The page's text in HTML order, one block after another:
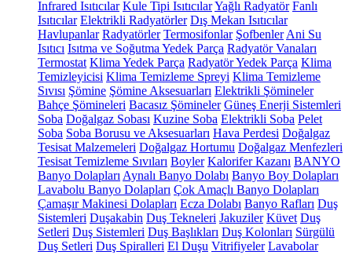
Infrared Isıtıcılar Kule Tipi IsıtıcılarYağlı Radyatör Fanlı
Isıtıcılar Elektrikli Radyatörler Dış Mekan Isıtıcılar
Havlupanlar Radyatörler Termosifonlar Şofbenler Ani Su
Isıtıcı Isıtma ve Soğutma Yedek Parça Radyatör Vanaları
Termostat Klima Yedek Parça Radyatör Yedek Parça Klima
Temizleyicisi Klima Temizleme Spreyi Klima Temizleme
Sıvısı Şömine Şömine Aksesuarları Elektrikli Şömineler
Bahçe Şömineleri Bacasız Şömineler Güneş Enerji Sistemleri
Soba Doğalgaz Sobası Kuzine Soba Elektrikli Soba Pelet
Soba Soba Borusu ve Aksesuarları Hava Perdesi Doğalgaz
Tesisat Malzemeleri Doğalgaz Hortumu Doğalgaz Menfezleri
Tesisat Temizleme Sıvıları Boyler Kalorifer Kazanı BANYO
Banyo Dolapları Aynalı Banyo Dolabı Banyo Boy Dolapları
Lavabolu Banyo Dolapları Çok Amaçlı Banyo Dolapları
Çamaşır Makinesi Dolapları Ecza Dolabı Banyo Rafları Duş
Sistemleri Duşakabin Duş Tekneleri Jakuziler Küvet Duş
Setleri Duş Sistemleri Duş Başlıkları Duş Kolonları Sürgülü
Duş Setleri Duş Spiralleri El Duşu Vitrifiyeler Lavabolar